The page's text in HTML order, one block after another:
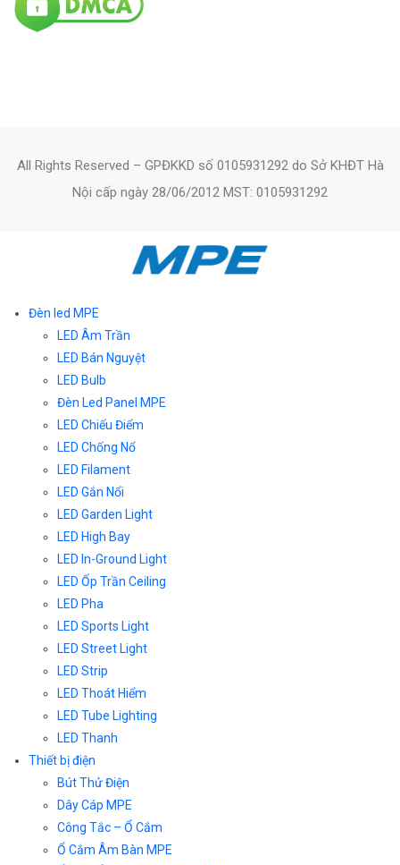
All Rights Reserved – GPĐKKD số 0105931292 do Sở KHĐT Hà
Nội cấp ngày 28/06/2012 MST: 0105931292
Đèn led MPE
LED Âm Trần
LED Bán Nguyệt
LED Bulb
Đèn Led Panel MPE
LED Chiếu Điểm
LED Chống Nổ
LED Filament
LED Gắn Nổi
LED Garden Light
LED High Bay
LED In-Ground Light
LED Ốp Trần Ceiling
LED Pha
LED Sports Light
LED Street Light
LED Strip
LED Thoát Hiểm
LED Tube Lighting
LED Thanh
Thiết bị điện
Bút Thử Điện
Dây Cáp MPE
Công Tắc – Ổ Cắm
Ổ Cắm Âm Bàn MPE